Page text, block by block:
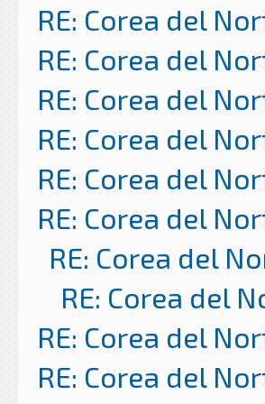
RE: Corea del
RE: Corea del
RE: Corea del
RE: Corea del
RE: Corea del
RE: Corea del
RE: Corea del
RE: Corea del
RE: Corea del
RE: Corea del